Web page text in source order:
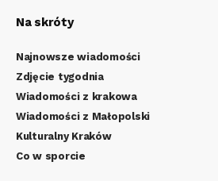
Na skróty
Najnowsze wiadomości
Zdjęcie tygodnia
Wiadomości z krakowa
Wiadomości z Małopolski
Kulturalny Kraków
Co w sporcie